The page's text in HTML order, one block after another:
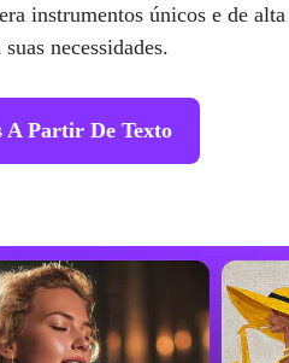
instrumentos únicos e de
necessidades.
A Partir De Texto